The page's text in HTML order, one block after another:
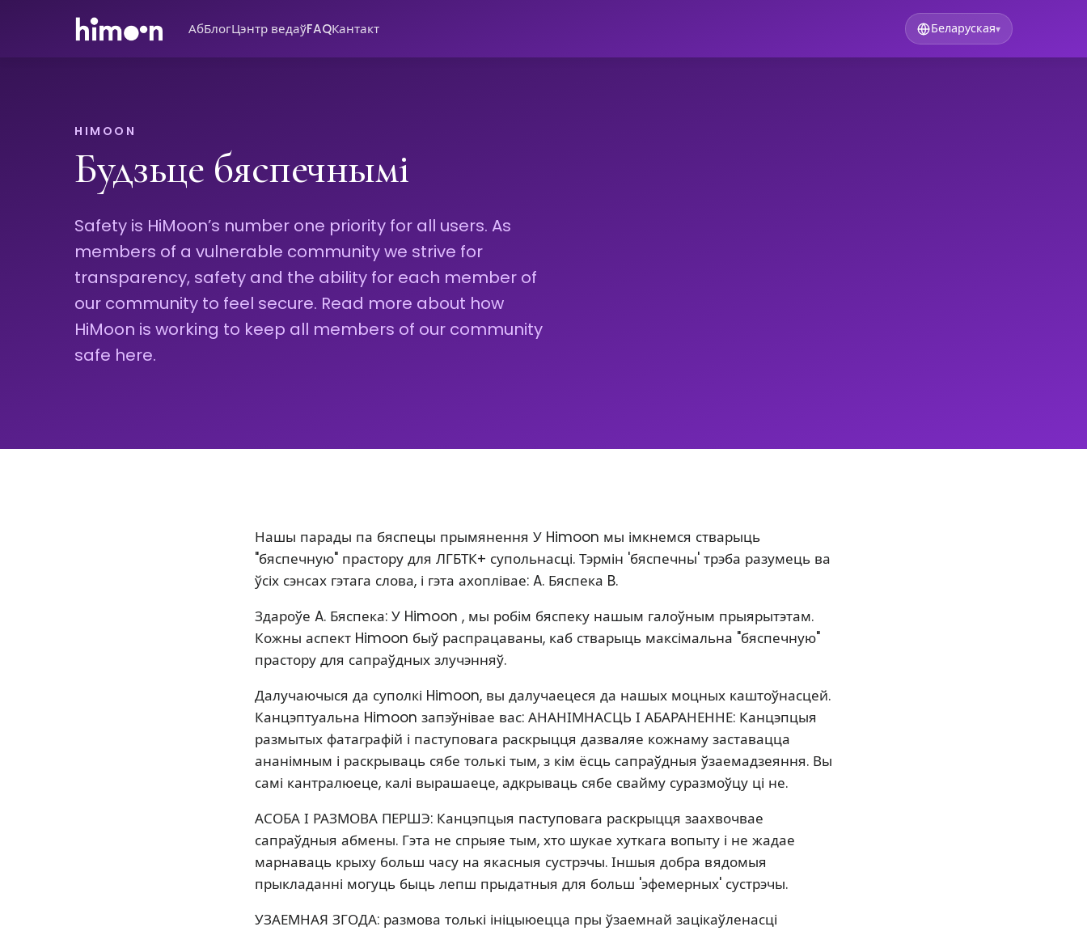
АбБлогЦэнтр ведаўFAQКантакт Беларуская▾
HIMOON
Будзьце бяспечнымі
Safety is HiMoon’s number one priority for all users. As
members of a vulnerable community we strive for
transparency, safety and the ability for each member of
our community to feel secure. Read more about how
HiMoon is working to keep all members of our community
safe here.
Нашы парады па бяспецы прымянення У Himoon мы імкнемся стварыць
"бяспечную" прастору для ЛГБТК+ супольнасці. Тэрмін 'бяспечны' трэба разумець ва
ўсіх сэнсах гэтага слова, і гэта ахоплівае: A. Бяспека B.
Здароўе A. Бяспека: У Himoon , мы робім бяспеку нашым галоўным прыярытэтам.
Кожны аспект Himoon быў распрацаваны, каб стварыць максімальна "бяспечную"
прастору для сапраўдных злучэнняў.
Далучаючыся да суполкі Himoon, вы далучаецеся да нашых моцных каштоўнасцей.
Канцэптуальна Himoon запэўнівае вас: АНАНІМНАСЦЬ І АБАРАНЕННЕ: Канцэпцыя
размытых фатаграфій і паступовага раскрыцця дазваляе кожнаму заставацца
ананімным і раскрываць сябе толькі тым, з кім ёсць сапраўдныя ўзаемадзеяння. Вы
самі кантралюеце, калі вырашаеце, адкрываць сябе свайму суразмоўцу ці не.
АСОБА І РАЗМОВА ПЕРШЭ: Канцэпцыя паступовага раскрыцця заахвочвае
сапраўдныя абмены. Гэта не спрыяе тым, хто шукае хуткага вопыту і не жадае
марнаваць крыху больш часу на якасныя сустрэчы. Іншыя добра вядомыя
прыкладанні могуць быць лепш прыдатныя для больш 'эфемерных' сустрэчы.
УЗАЕМНАЯ ЗГОДА: размова толькі ініцыюецца пры ўзаемнай зацікаўленасці